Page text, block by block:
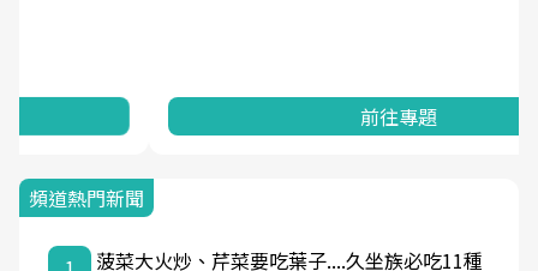
頻道熱門新聞
菠菜大火炒、芹菜要吃葉子....久坐族必吃11種